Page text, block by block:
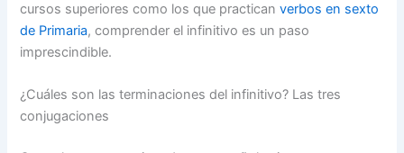
cursos superiores como los que practicanverbos en sexto
de Primaria, comprender el infinitivo es un paso
imprescindible.
¿Cuáles son las terminaciones del infinitivo? Las tres
conjugaciones